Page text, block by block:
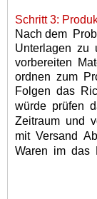
Schritt 3:
Nach dem
Unterlagen zu
vorbereiten
ordnen zum
Folgen das
würde prüfen
Zeitraum und
mitVersand
Waren im das